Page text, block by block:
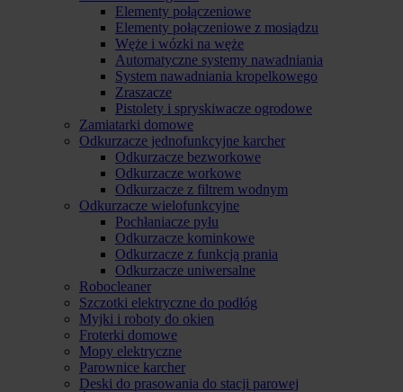
Elementy połączeniowe
Elementy połączeniowe z mosiądzu
Węże i wózki na węże
Automatyczne systemy nawadniania
System nawadniania kropelkowego
Zraszacze
Pistolety i spryskiwacze ogrodowe
Zamiatarki domowe
Odkurzacze jednofunkcyjne karcher
Odkurzacze bezworkowe
Odkurzacze workowe
Odkurzacze z filtrem wodnym
Odkurzacze wielofunkcyjne
Pochłaniacze pyłu
Odkurzacze kominkowe
Odkurzacze z funkcją prania
Odkurzacze uniwersalne
Robocleaner
Szczotki elektryczne do podłóg
Myjki i roboty do okien
Froterki domowe
Mopy elektryczne
Parownice karcher
Deski do prasowania do stacji parowej